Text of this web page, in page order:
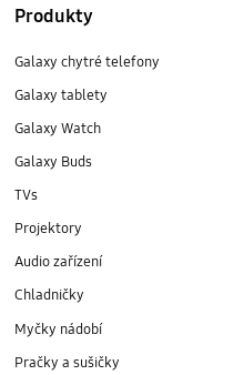
Produkty
Galaxy chytré telefony
Galaxy tablety
Galaxy Watch
Galaxy Buds
TVs
Projektory
Audio zařízení
Chladničky
Myčky nádobí
Pračky a sušičky